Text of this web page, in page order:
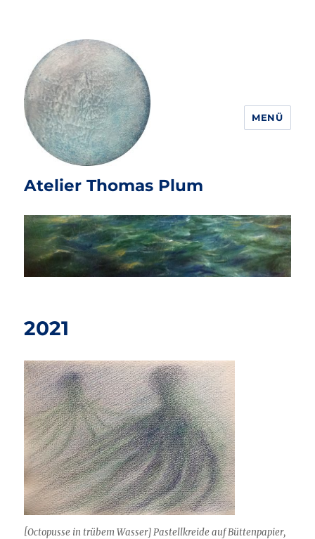
Atelier Thomas Plum
MENÜ
2021
[Octopusse in trübem Wasser]Pastellkreide auf Büttenpapier,